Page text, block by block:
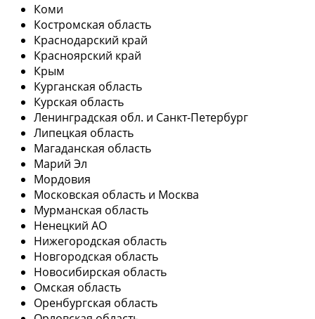
Коми
Костромская область
Краснодарский край
Красноярский край
Крым
Курганская область
Курская область
Ленинградская обл. и Санкт-Петербург
Липецкая область
Магаданская область
Марий Эл
Мордовия
Московская область и Москва
Мурманская область
Ненецкий АО
Нижегородская область
Новгородская область
Новосибирская область
Омская область
Оренбургская область